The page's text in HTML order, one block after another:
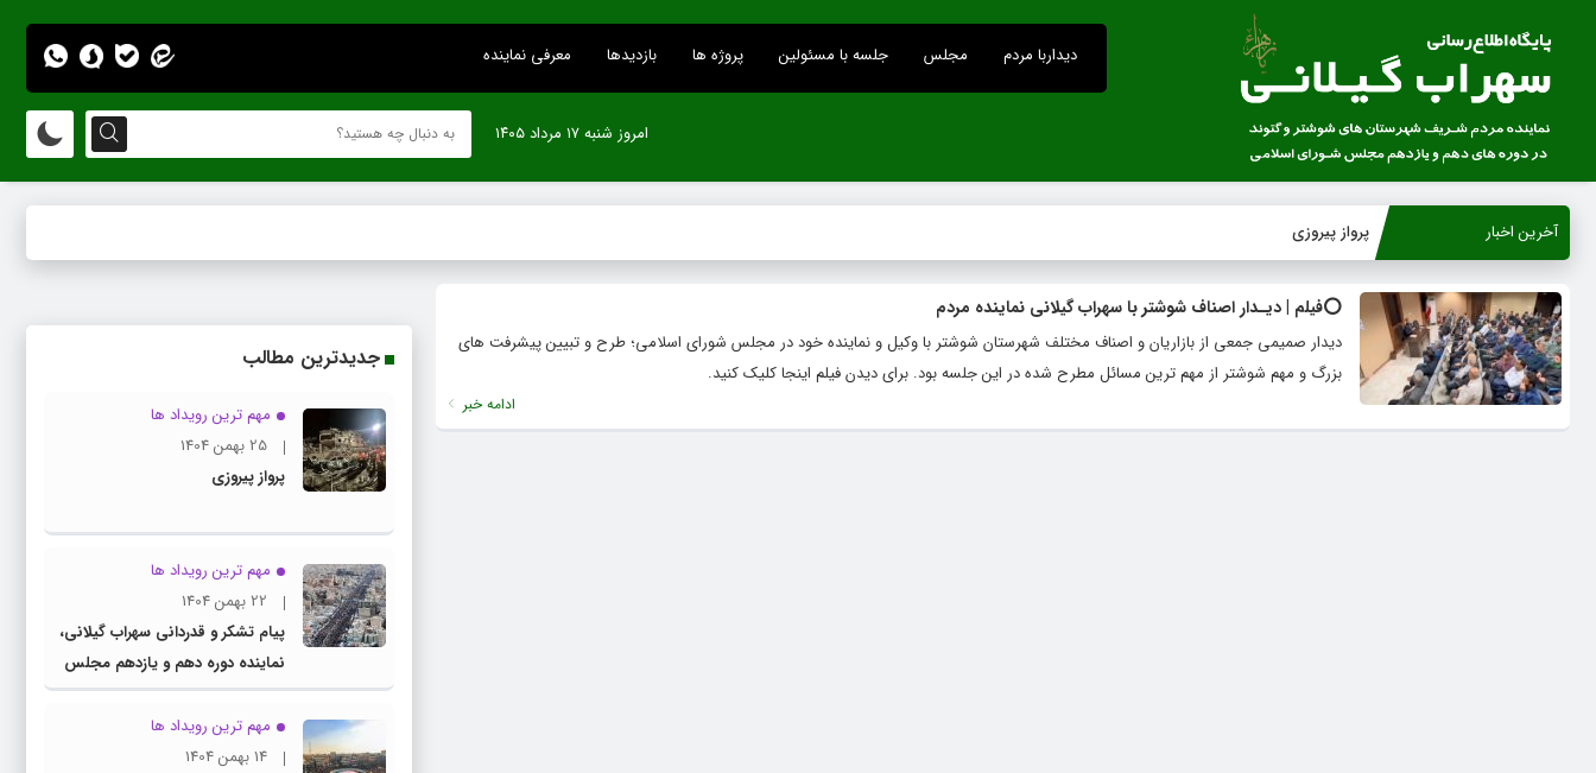
دیداربا مردم مجلس جلسه با مسئولین پروژه ها بازدیدها معرفی نماینده
امروز شنبه ۱۷ مرداد ۱۴۰۵
آخرین اخبار پرواز پیروزی
⭕️فیلم | دیـدار اصناف شوشتر با سهراب گیلانی نماینده مردم
دیدار صمیمی جمعی از بازاریان و اصناف مختلف شهرستان شوشتر با وکیل و نماینده خود در مجلس شورای اسلامی؛ طرح و تبیین پیشرفت های
بزرگ و مهم شوشتر از مهم ترین مسائل مطرح شده در این جلسه بود. برای دیدن فیلم اینجا کلیک کنید.
ادامه خبر
جدیدترین مطالب
مهم ترین رویداد ها
25 بهمن 1404
پرواز پیروزی
مهم ترین رویداد ها
22 بهمن 1404
پیام تشکر و قدردانی سهراب گیلانی،
نماینده دوره دهم و یازدهم مجلس
شورای اسلامی از حضور پرشور ملت
بهمن
مهم ترین رویداد ها
14 بهمن 1404